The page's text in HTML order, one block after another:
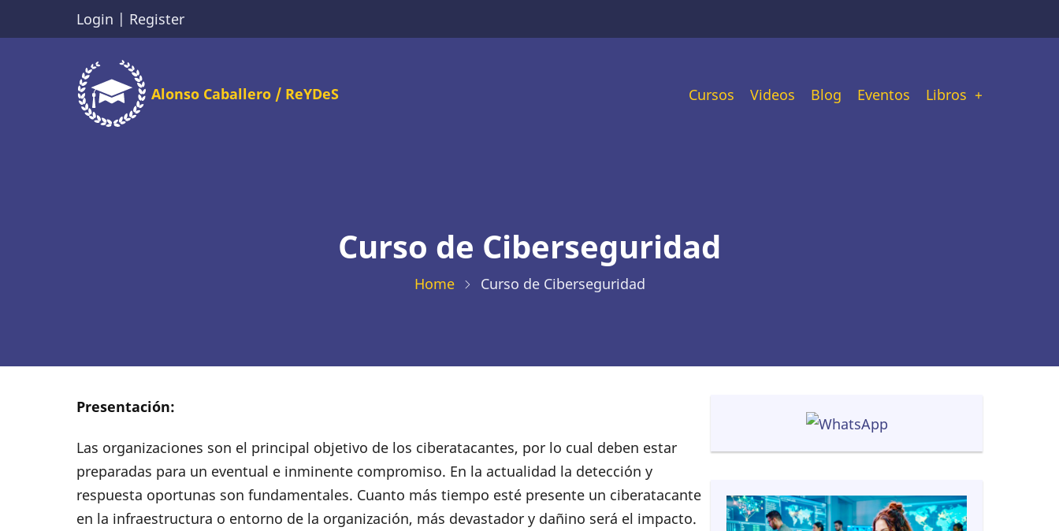
to
Login | Register
Alonso Caballero / ReYDeS
Main
Cursos Videos Blog Eventos Libros
Curso de Ciberseguridad
Home Curso de Ciberseguridad
Presentación:
Las organizaciones son el principal objetivo de los ciberatacantes, por lo cual deben estar
preparadas para un eventual e inminente compromiso. En la actualidad la detección y
respuesta oportunas son fundamentales. Cuanto más tiempo esté presente un ciberatacante
en la infraestructura o entorno de la organización, más devastador y dañino será el impacto.